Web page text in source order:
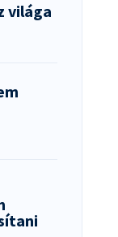
világa